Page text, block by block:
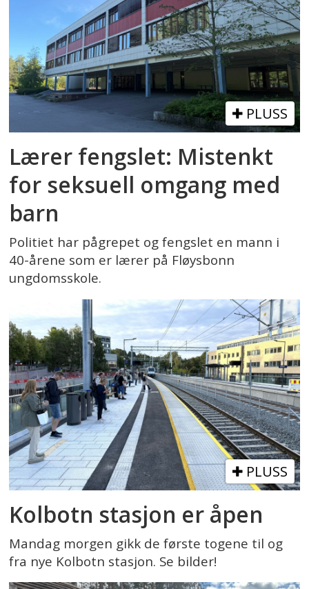
PLUSS
Lærer fengslet: Mistenkt
for seksuell omgang med
barn
Politiet har pågrepet og fengslet en mann i
40-årene som er lærer på Fløysbonn
ungdomsskole.
PLUSS
Kolbotn stasjon er åpen
Mandag morgen gikk de første togene til og
fra nye Kolbotn stasjon. Se bilder!